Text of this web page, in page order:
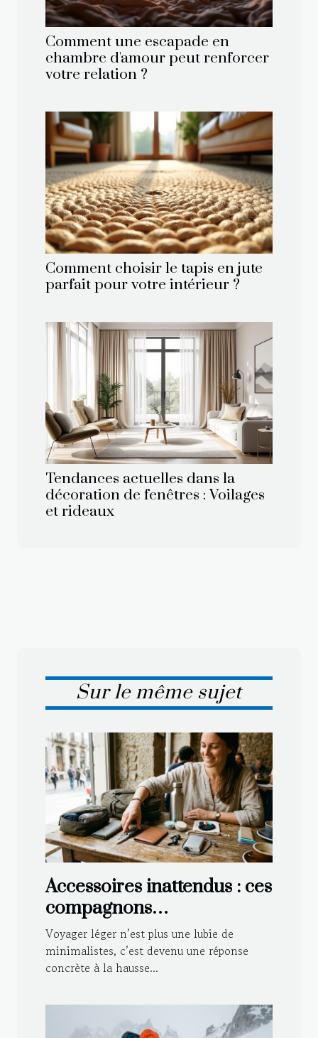
Comment une escapade en
chambre d'amour peut renforcer
votre relation ?
Comment choisir le tapis en jute
parfait pour votre intérieur ?
Tendances actuelles dans la
décoration de fenêtres : Voilages
et rideaux
Sur le même sujet
Accessoires inattendus : ces
compagnons
indispensables pour
voyager léger
Voyager léger n’est plus une lubie de
minimalistes, c’est devenu une réponse
concrète à la hausse...